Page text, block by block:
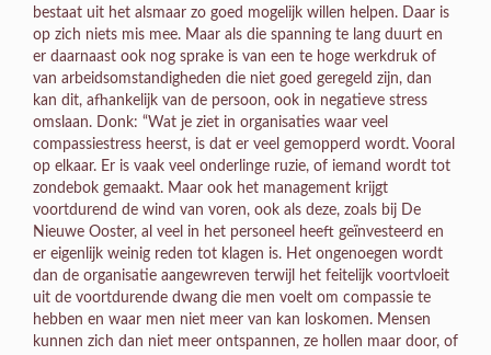
bestaat uit het alsmaar zo goed mogelijk willen helpen. Daar is
op zich niets mis mee. Maar als die spanning te lang duurt en
er daarnaast ook nog sprake is van een te hoge werkdruk of
van arbeidsomstandigheden die niet goed geregeld zijn, dan
kan dit, afhankelijk van de persoon, ook in negatieve stress
omslaan. Donk: “Wat je ziet in organisaties waar veel
compassiestress heerst, is dat er veel gemopperd wordt. Vooral
op elkaar. Er is vaak veel onderlinge ruzie, of iemand wordt tot
zondebok gemaakt. Maar ook het management krijgt
voortdurend de wind van voren, ook als deze, zoals bij De
Nieuwe Ooster, al veel in het personeel heeft geïnvesteerd en
er eigenlijk weinig reden tot klagen is. Het ongenoegen wordt
dan de organisatie aangewreven terwijl het feitelijk voortvloeit
uit de voortdurende dwang die men voelt om compassie te
hebben en waar men niet meer van kan loskomen. Mensen
kunnen zich dan niet meer ontspannen, ze hollen maar door, of